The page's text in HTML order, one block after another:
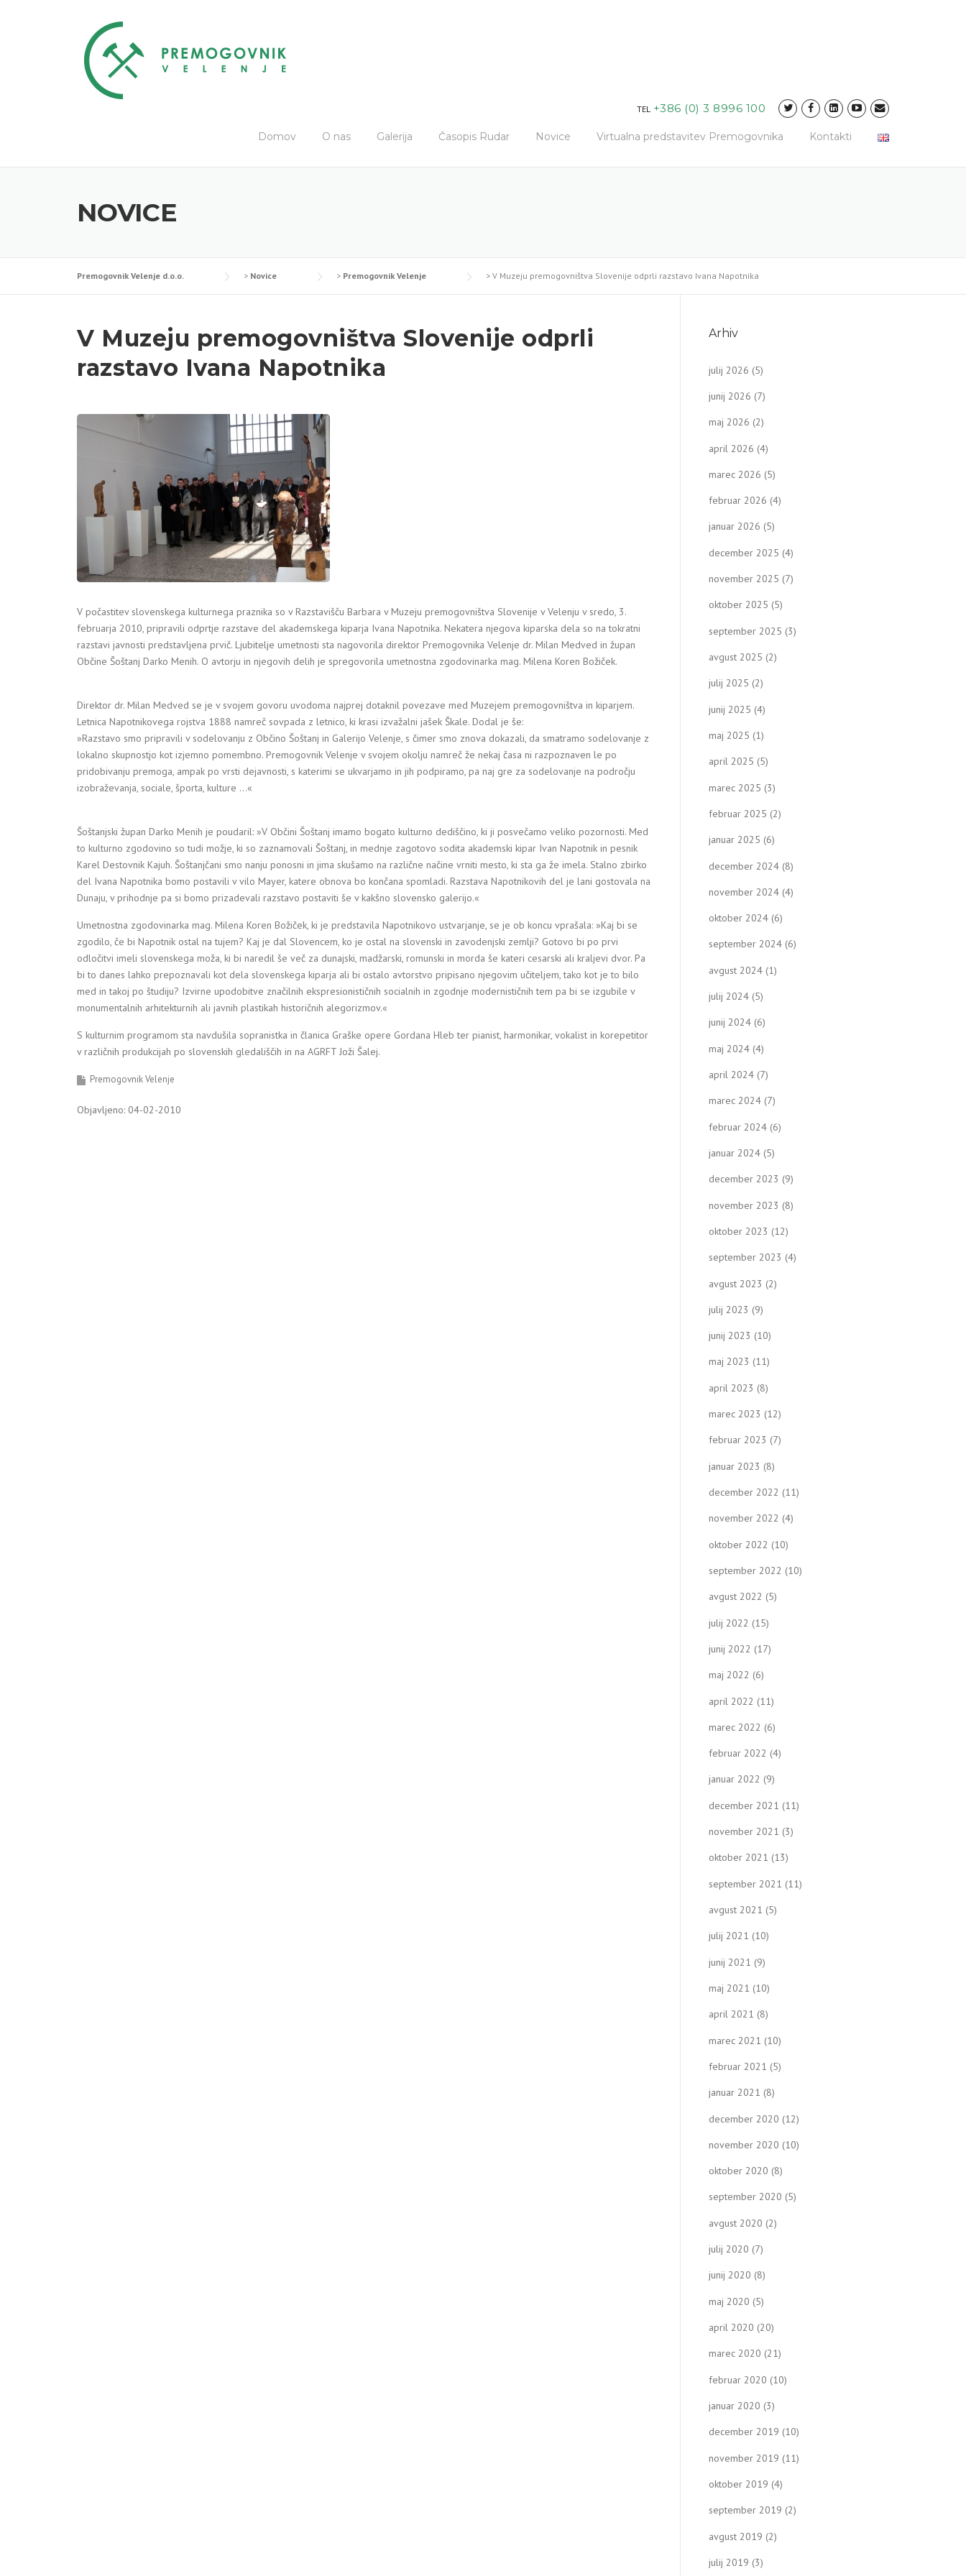
TEL +386 (0) 3 8996 100
Domov O nas Galerija Časopis Rudar Novice Virtualna predstavitev Premogovnika Kontakti
NOVICE
Premogovnik Velenje d.o.o. > Novice > Premogovnik Velenje > V Muzeju premogovništva Slovenije odprli razstavo Ivana Napotnika
V Muzeju premogovništva Slovenije odprli
razstavo Ivana Napotnika
V počastitev slovenskega kulturnega praznika so v Razstavišču Barbara v Muzeju premogovništva Slovenije v Velenju v sredo, 3.
februarja 2010, pripravili odprtje razstave del akademskega kiparja Ivana Napotnika. Nekatera njegova kiparska dela so na tokratni
razstavi javnosti predstavljena prvič. Ljubitelje umetnosti sta nagovorila direktor Premogovnika Velenje dr. Milan Medved in župan
Občine Šoštanj Darko Menih. O avtorju in njegovih delih je spregovorila umetnostna zgodovinarka mag. Milena Koren Božiček.
Direktor dr. Milan Medved se je v svojem govoru uvodoma najprej dotaknil povezave med Muzejem premogovništva in kiparjem.
Letnica Napotnikovega rojstva 1888 namreč sovpada z letnico, ki krasi izvažalni jašek Škale. Dodal je še:
»Razstavo smo pripravili v sodelovanju z Občino Šoštanj in Galerijo Velenje, s čimer smo znova dokazali, da smatramo sodelovanje z
lokalno skupnostjo kot izjemno pomembno. Premogovnik Velenje v svojem okolju namreč že nekaj časa ni razpoznaven le po
pridobivanju premoga, ampak po vrsti dejavnosti, s katerimi se ukvarjamo in jih podpiramo, pa naj gre za sodelovanje na področju
izobraževanja, sociale, športa, kulture …«
Šoštanjski župan Darko Menih je poudaril: »V Občini Šoštanj imamo bogato kulturno dediščino, ki ji posvečamo veliko pozornosti. Med
to kulturno zgodovino so tudi možje, ki so zaznamovali Šoštanj, in mednje zagotovo sodita akademski kipar Ivan Napotnik in pesnik
Karel Destovnik Kajuh. Šoštanjčani smo nanju ponosni in jima skušamo na različne načine vrniti mesto, ki sta ga že imela. Stalno zbirko
del Ivana Napotnika bomo postavili v vilo Mayer, katere obnova bo končana spomladi. Razstava Napotnikovih del je lani gostovala na
Dunaju, v prihodnje pa si bomo prizadevali razstavo postaviti še v kakšno slovensko galerijo.«
Umetnostna zgodovinarka mag. Milena Koren Božiček, ki je predstavila Napotnikovo ustvarjanje, se je ob koncu vprašala: »Kaj bi se
zgodilo, če bi Napotnik ostal na tujem? Kaj je dal Slovencem, ko je ostal na slovenski in zavodenjski zemlji? Gotovo bi po prvi
odločitvi imeli slovenskega moža, ki bi naredil še več za dunajski, madžarski, romunski in morda še kateri cesarski ali kraljevi dvor. Pa
bi to danes lahko prepoznavali kot dela slovenskega kiparja ali bi ostalo avtorstvo pripisano njegovim učiteljem, tako kot je to bilo
med in takoj po študiju? Izvirne upodobitve značilnih ekspresionističnih socialnih in zgodnje modernističnih tem pa bi se izgubile v
monumentalnih arhitekturnih ali javnih plastikah historičnih alegorizmov.«
S kulturnim programom sta navdušila sopranistka in članica Graške opere Gordana Hleb ter pianist, harmonikar, vokalist in korepetitor
v različnih produkcijah po slovenskih gledališčih in na AGRFT Joži Šalej.
Premogovnik Velenje
Objavljeno: 04-02-2010
Arhiv
julij 2026 (5)
junij 2026 (7)
maj 2026 (2)
april 2026 (4)
marec 2026 (5)
februar 2026 (4)
januar 2026 (5)
december 2025 (4)
november 2025 (7)
oktober 2025 (5)
september 2025 (3)
avgust 2025 (2)
julij 2025 (2)
junij 2025 (4)
maj 2025 (1)
april 2025 (5)
marec 2025 (3)
februar 2025 (2)
januar 2025 (6)
december 2024 (8)
november 2024 (4)
oktober 2024 (6)
september 2024 (6)
avgust 2024 (1)
julij 2024 (5)
junij 2024 (6)
maj 2024 (4)
april 2024 (7)
marec 2024 (7)
februar 2024 (6)
januar 2024 (5)
december 2023 (9)
november 2023 (8)
oktober 2023 (12)
september 2023 (4)
avgust 2023 (2)
julij 2023 (9)
junij 2023 (10)
maj 2023 (11)
april 2023 (8)
marec 2023 (12)
februar 2023 (7)
januar 2023 (8)
december 2022 (11)
november 2022 (4)
oktober 2022 (10)
september 2022 (10)
avgust 2022 (5)
julij 2022 (15)
junij 2022 (17)
maj 2022 (6)
april 2022 (11)
marec 2022 (6)
februar 2022 (4)
januar 2022 (9)
december 2021 (11)
november 2021 (3)
oktober 2021 (13)
september 2021 (11)
avgust 2021 (5)
julij 2021 (10)
junij 2021 (9)
maj 2021 (10)
april 2021 (8)
marec 2021 (10)
februar 2021 (5)
januar 2021 (8)
december 2020 (12)
november 2020 (10)
oktober 2020 (8)
september 2020 (5)
avgust 2020 (2)
julij 2020 (7)
junij 2020 (8)
maj 2020 (5)
april 2020 (20)
marec 2020 (21)
februar 2020 (10)
januar 2020 (3)
december 2019 (10)
november 2019 (11)
oktober 2019 (4)
september 2019 (2)
avgust 2019 (2)
julij 2019 (3)